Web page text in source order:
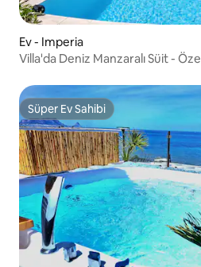
Ev - Imperia
Villa'da Deniz Manzaralı Süit -
Süper Ev Sahibi
Süper Ev Sahibi